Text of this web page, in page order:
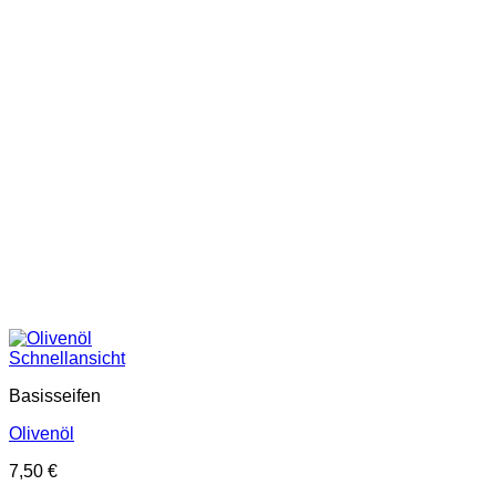
Schnellansicht
Basisseifen
Olivenöl
7,50 €